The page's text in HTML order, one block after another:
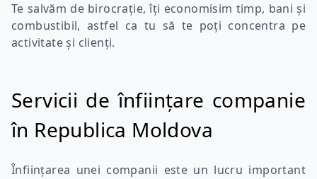
Te salvăm de birocrație, îți economisim timp, bani și
combustibil, astfel ca tu să te poți concentra pe
activitate și clienți.
Servicii de înființare companie
în Republica Moldova
Înființarea unei companii este un lucru important